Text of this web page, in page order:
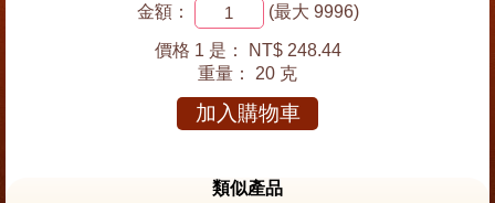
金額： (最大 9996)
價格 1 是：
NT$ 248.44
重量： 20 克
加入購物車
類似產品